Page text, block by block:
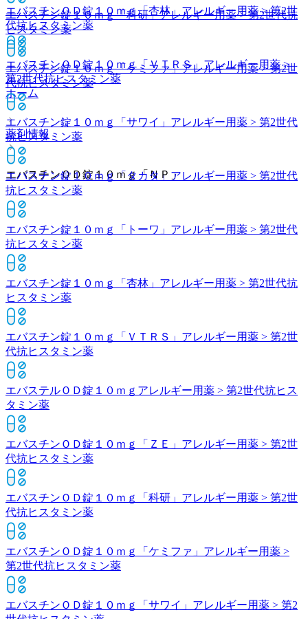
エバスチンＯＤ錠１０ｍｇ「杏林」 アレルギー用薬 > 第2世
代抗ヒスタミン薬
エバスチンＯＤ錠１０ｍｇ「ＶＴＲＳ」 アレルギー用薬 >
第2世代抗ヒスタミン薬
ホーム
薬剤情報
エバスチンＯＤ錠１０ｍｇ「ＮＰ」
エバスチン錠１０ｍｇ「科研」アレルギー用薬 > 第2世代抗
ヒスタミン薬
エバスチン錠１０ｍｇ「ケミファ」アレルギー用薬 > 第2世
代抗ヒスタミン薬
エバスチン錠１０ｍｇ「サワイ」 アレルギー用薬 > 第2世代
抗ヒスタミン薬
エバスチン錠１０ｍｇ「タカタ」 アレルギー用薬 > 第2世代
抗ヒスタミン薬
エバスチン錠１０ｍｇ「トーワ」 アレルギー用薬 > 第2世代
抗ヒスタミン薬
エバスチン錠１０ｍｇ「杏林」 アレルギー用薬 > 第2世代抗
ヒスタミン薬
エバスチン錠１０ｍｇ「ＶＴＲＳ」 アレルギー用薬 > 第2世
代抗ヒスタミン薬
エバステルＯＤ錠１０ｍｇ アレルギー用薬 > 第2世代抗ヒス
タミン薬
エバスチンＯＤ錠１０ｍｇ「ＺＥ」 アレルギー用薬 > 第2世
代抗ヒスタミン薬
エバスチンＯＤ錠１０ｍｇ「科研」 アレルギー用薬 > 第2世
代抗ヒスタミン薬
エバスチンＯＤ錠１０ｍｇ「ケミファ」 アレルギー用薬 >
第2世代抗ヒスタミン薬
エバスチンＯＤ錠１０ｍｇ「サワイ」 アレルギー用薬 > 第2